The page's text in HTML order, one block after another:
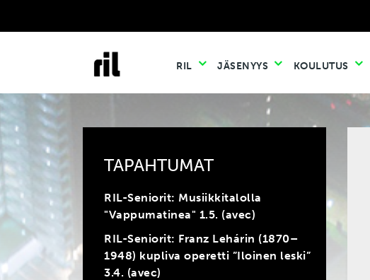
RIL JÄSENYYS KOULUTUS
TAPAHTUMAT
RIL-Seniorit: Musiikkitalolla
"Vappumatinea" 1.5. (avec)
RIL-Seniorit: Franz Lehárin (1870–
1948) kupliva operetti ”Iloinen leski”
3.4. (avec)